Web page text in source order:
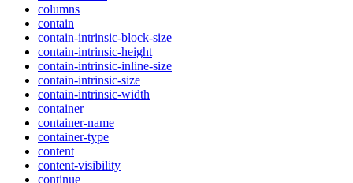
columns
contain
contain-intrinsic-block-size
contain-intrinsic-height
contain-intrinsic-inline-size
contain-intrinsic-size
contain-intrinsic-width
container
container-name
container-type
content
content-visibility
continue